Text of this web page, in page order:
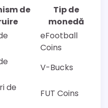
de
Tip de
monedă
eFootball
Coins
V-Bucks
de
FUT Coins